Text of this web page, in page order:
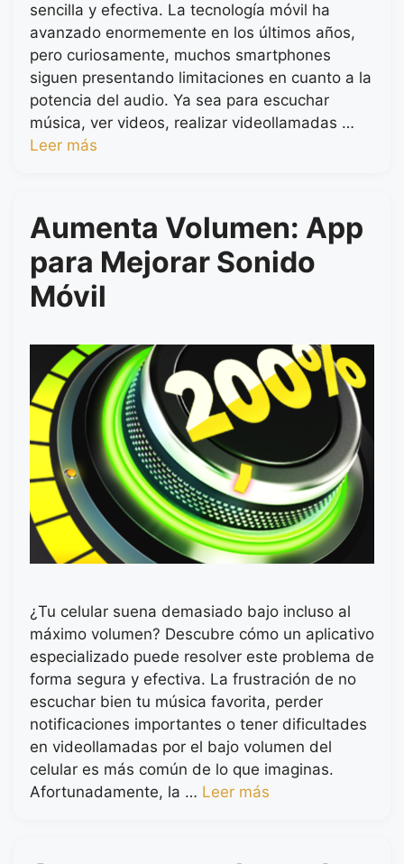
sencilla y efectiva. La tecnología móvil ha
avanzado enormemente en los últimos años,
pero curiosamente, muchos smartphones
siguen presentando limitaciones en cuanto a la
potencia del audio. Ya sea para escuchar
música, ver videos, realizar videollamadas …
Leer más
Aumenta Volumen: App
para Mejorar Sonido
Móvil
¿Tu celular suena demasiado bajo incluso al
máximo volumen? Descubre cómo un aplicativo
especializado puede resolver este problema de
forma segura y efectiva. La frustración de no
escuchar bien tu música favorita, perder
notificaciones importantes o tener dificultades
en videollamadas por el bajo volumen del
celular es más común de lo que imaginas.
Afortunadamente, la … Leer más